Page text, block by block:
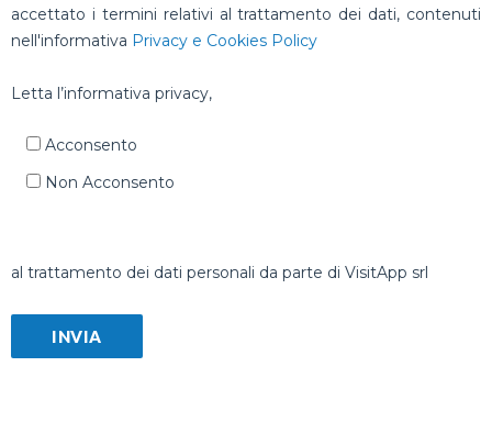
accettato i termini relativi al trattamento dei dati, contenuti
nell'informativa Privacy e Cookies Policy
Letta l’informativa privacy,
Acconsento
Non Acconsento
al trattamento dei dati personali da parte di VisitApp srl